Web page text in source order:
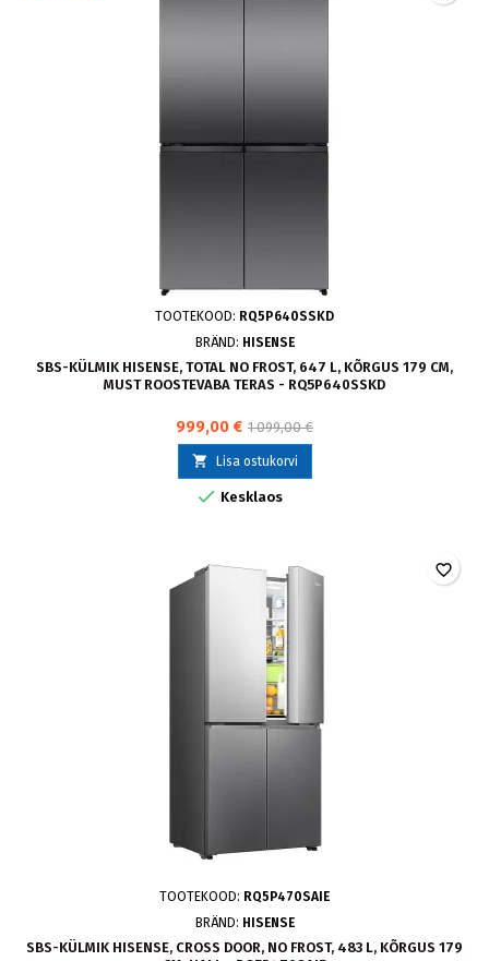
TOOTEKOOD: RQ5P640SSKD
BRÄND: HISENSE
SBS-KÜLMIK HISENSE, TOTAL NO FROST, 647 L, KÕRGUS 179 CM,
MUST ROOSTEVABA TERAS - RQ5P640SSKD
999,00 € 1 099,00 €
 Lisa ostukorvi
 Kesklaos
TOOTEKOOD: RQ5P470SAIE
BRÄND: HISENSE
SBS-KÜLMIK HISENSE, CROSS DOOR, NO FROST, 483 L, KÕRGUS 179
favorite_border